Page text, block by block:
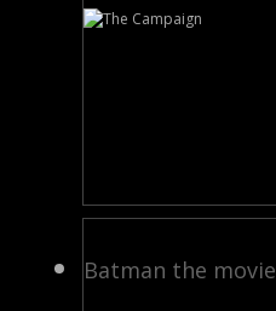
Batman the movie